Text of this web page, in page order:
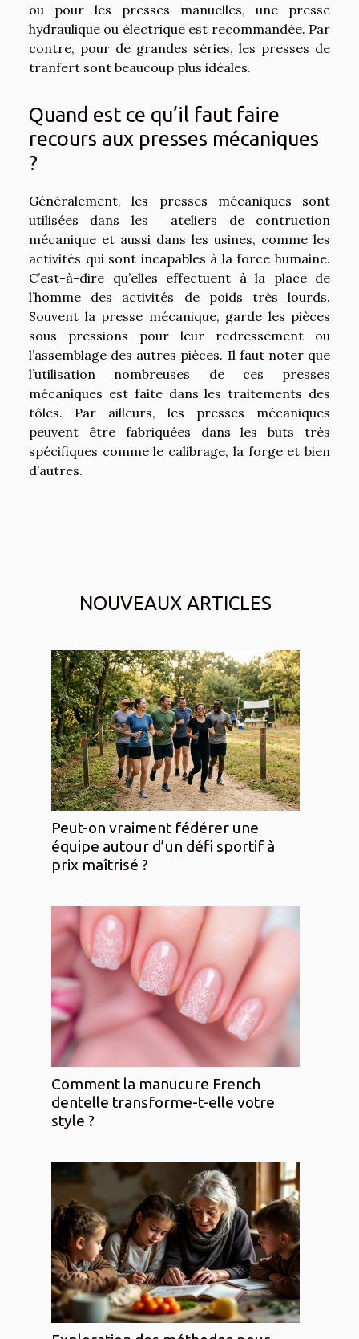
ou pour les presses manuelles, une presse
hydraulique ou électrique est recommandée. Par
contre, pour de grandes séries, les presses de
tranfert sont beaucoup plus idéales.
Quand est ce qu’il faut faire
recours aux presses mécaniques
?
Généralement, les presses mécaniques sont
utilisées dans les ateliers de contruction
mécanique et aussi dans les usines, comme les
activités qui sont incapables à la force humaine.
C’est-à-dire qu’elles effectuent à la place de
l’homme des activités de poids très lourds.
Souvent la presse mécanique, garde les pièces
sous pressions pour leur redressement ou
l’assemblage des autres pièces. Il faut noter que
l’utilisation nombreuses de ces presses
mécaniques est faite dans les traitements des
tôles. Par ailleurs, les presses mécaniques
peuvent être fabriquées dans les buts très
spécifiques comme le calibrage, la forge et bien
d’autres.
NOUVEAUX ARTICLES
Peut-on vraiment fédérer une
équipe autour d’un défi sportif à
prix maîtrisé ?
Comment la manucure French
dentelle transforme-t-elle votre
style ?